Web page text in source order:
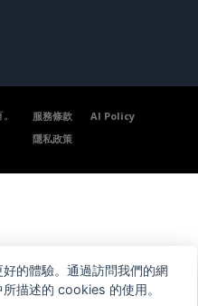
服務條款
AI Policy
隱私政策
的體驗。通過訪問我們的網
描述的 cookies 的使用。